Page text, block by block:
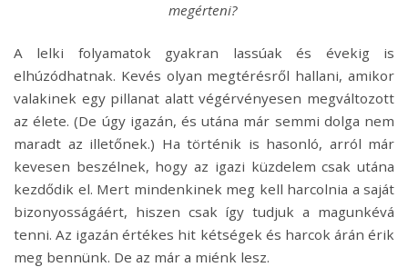
megérteni?
A lelki folyamatok gyakran lassúak és évekig is
elhúzódhatnak. Kevés olyan megtérésről hallani, amikor
valakinek egy pillanat alatt végérvényesen megváltozott
az élete. (De úgy igazán, és utána már semmi dolga nem
maradt az illetőnek.) Ha történik is hasonló, arról már
kevesen beszélnek, hogy az igazi küzdelem csak utána
kezdődik el. Mert mindenkinek meg kell harcolnia a saját
bizonyosságáért, hiszen csak így tudjuk a magunkévá
tenni. Az igazán értékes hit kétségek és harcok árán érik
meg bennünk. De az már a miénk lesz.